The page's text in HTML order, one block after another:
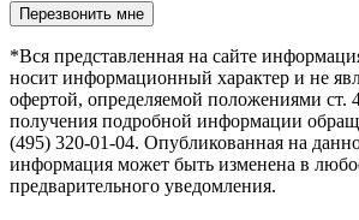
Оставьте это поле пустым.
*Вся представленная на сайте
носит информационный характер и не
офертой, определяемой положениями
получения подробной информации
(495) 320-01-04. Опубликованная на
информация может быть изменена в
предварительного уведомления.